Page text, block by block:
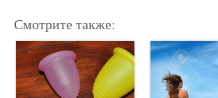
Смотрите также: